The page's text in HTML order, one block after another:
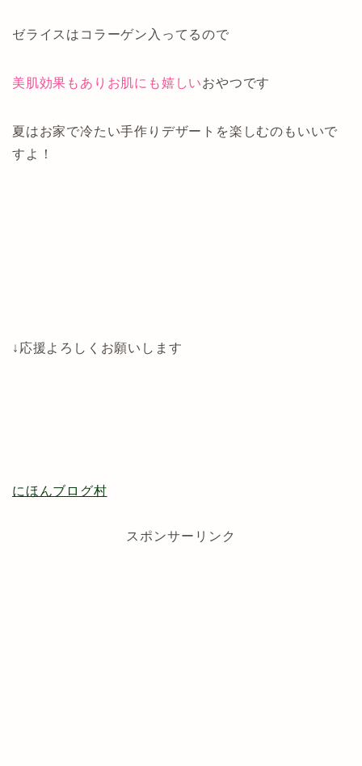
ゼライスはコラーゲン入ってるので
美肌効果もありお肌にも嬉しいおやつです
夏はお家で冷たい手作りデザートを楽しむのもいいで
すよ！
↓応援よろしくお願いします
にほんブログ村
スポンサーリンク